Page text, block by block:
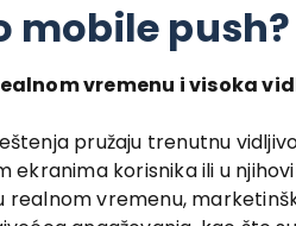
mobile push?
vremenu i visoka
pružaju trenutnu
ekranima korisnika ili u
realnom vremenu,